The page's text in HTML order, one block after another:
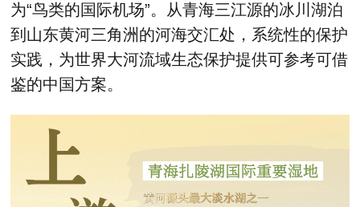
为“鸟类的国际机场”。从青海三江源的冰川湖泊
到山东黄河三角洲的河海交汇处，系统性的保护
实践，为世界大河流域生态保护提供可参考可借
鉴的中国方案。